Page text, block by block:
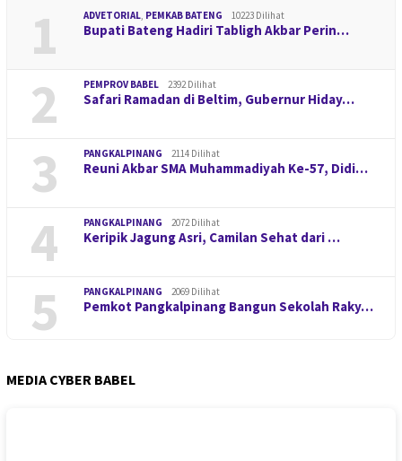
1 ADVETORIAL, PEMKAB BATENG 10223 Dilihat
Bupati Bateng Hadiri Tabligh Akbar Perin…
2 PEMPROV BABEL 2392 Dilihat
Safari Ramadan di Beltim, Gubernur Hiday…
3 PANGKALPINANG 2114 Dilihat
Reuni Akbar SMA Muhammadiyah Ke-57, Didi…
4 PANGKALPINANG 2072 Dilihat
Keripik Jagung Asri, Camilan Sehat dari …
5 PANGKALPINANG 2069 Dilihat
Pemkot Pangkalpinang Bangun Sekolah Raky…
MEDIA CYBER BABEL